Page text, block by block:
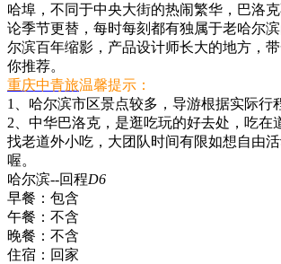
哈埠，不同于中央大街的热闹繁华，巴洛
论季节更替，每时每刻都有独属于老哈尔
尔滨百年缩影，产品设计师长大的地方，
你推荐。
重庆中青旅温馨提示：
1、哈尔滨市区景点较多，导游根据实际行
2、中华巴洛克，是逛吃玩的好去处，吃在
找老道外小吃，大团队时间有限如想自由
喔。
哈尔滨--回程D6
早餐： 包含
午餐： 不含
晚餐： 不含
住宿： 回家